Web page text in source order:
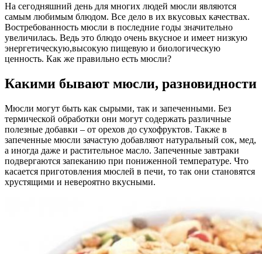
На сегодняшний день для многих людей мюсли являются
самым любимым блюдом. Все дело в их вкусовых качествах.
Востребованность мюсли в последние годы значительно
увеличилась. Ведь это блюдо очень вкусное и имеет низкую
энергетическую,высокую пищевую и биологическую
ценность. Как же правильно есть мюсли?
Какими бывают мюсли, разновидности
Мюсли могут быть как сырыми, так и запеченными. Без
термической обработки они могут содержать различные
полезные добавки – от орехов до сухофруктов. Также в
запеченные мюсли зачастую добавляют натуральный сок, мед,
а иногда даже и растительное масло. Запеченные завтраки
подвергаются запеканию при пониженной температуре. Что
касается приготовления мюслей в печи, то так они становятся
хрустящими и невероятно вкусными.